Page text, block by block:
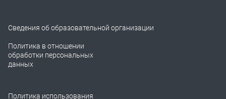
Сведения об образовательной организации
Политика в отношении
обработки персональных
данных
Политика использования